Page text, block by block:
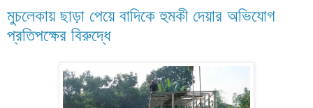
মুচলেকায় ছাড়া পেয়ে বাদিকে হুমকী দেয়ার অভিযোগ
প্রতিপক্ষের বিরুদ্ধে